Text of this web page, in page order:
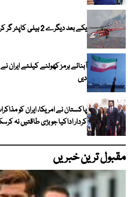
یکے بعد دیگرے 2 ہیلی کاپٹر گر کر تباہ؛ متعدد ہلاکتیں
دیں
پاکستان نے امریکا، ایران کو
کردار اداکیا جو بڑی طاقتیں نہ
مقبول ترین خبریں